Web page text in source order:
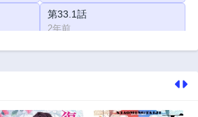
第33.1話
2年前
第32.1話